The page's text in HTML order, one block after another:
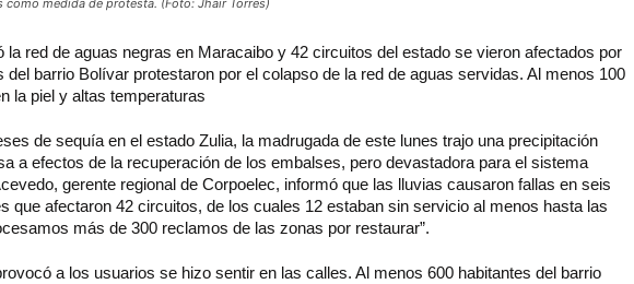
como medida de protesta. (Foto: Jhair Torres)
la red de aguas negras en Maracaibo y 42 circuitos del estado se vieron afectados por
del barrio Bolívar protestaron por el colapso de la red de aguas servidas. Al menos 100
la piel y altas temperaturas
de sequía en el estado Zulia, la madrugada de este lunes trajo una precipitación
a efectos de la recuperación de los embalses, pero devastadora para el sistema
gerente regional de Corpoelec, informó que las lluvias causaron fallas en seis
que afectaron 42 circuitos, de los cuales 12 estaban sin servicio al menos hasta las
más de 300 reclamos de las zonas por restaurar”.
a los usuarios se hizo sentir en las calles. Al menos 600 habitantes del barrio